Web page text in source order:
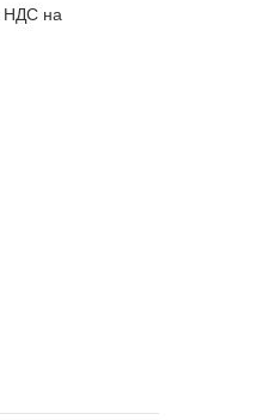
НДС на